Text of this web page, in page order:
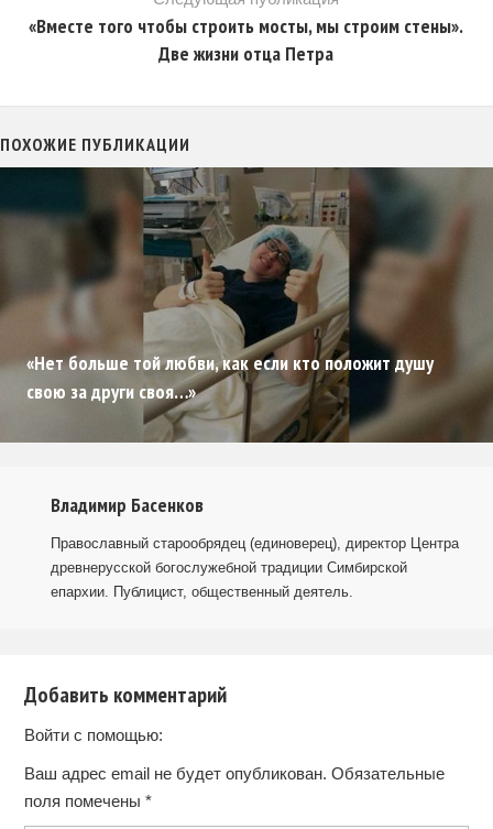
«Вместе того чтобы строить мосты, мы строим стены».
Две жизни отца Петра
ПОХОЖИЕ ПУБЛИКАЦИИ
«Нет больше той любви, как если кто положит душу
свою за други своя…»
Владимир Басенков
Православный старообрядец (единоверец), директор Центра
древнерусской богослужебной традиции Симбирской
епархии. Публицист, общественный деятель.
Добавить комментарий
Войти с помощью:
Ваш адрес email не будет опубликован. Обязательные
поля помечены *